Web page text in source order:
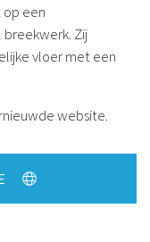
op een
Zij
vloer met een
website.